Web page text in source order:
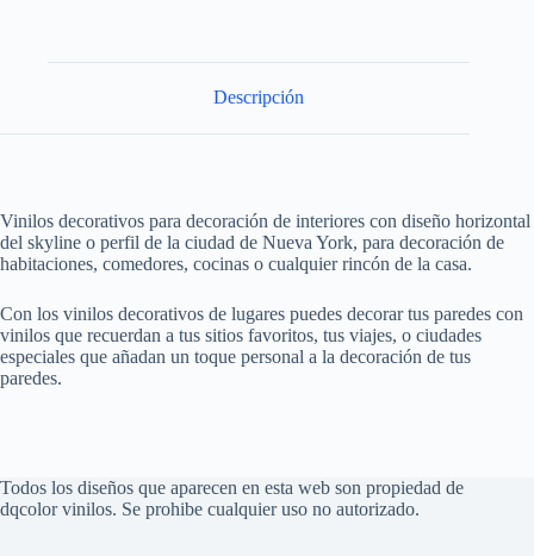
Descripción
Vinilos decorativos para decoración de interiores con diseño horizontal
del skyline o perfil de la ciudad de Nueva York, para decoración de
habitaciones, comedores, cocinas o cualquier rincón de la casa.
Con los vinilos decorativos de lugares puedes decorar tus paredes con
vinilos que recuerdan a tus sitios favoritos, tus viajes, o ciudades
especiales que añadan un toque personal a la decoración de tus
paredes.
Todos los diseños que aparecen en esta web son propiedad de
dqcolor vinilos. Se prohibe cualquier uso no autorizado.